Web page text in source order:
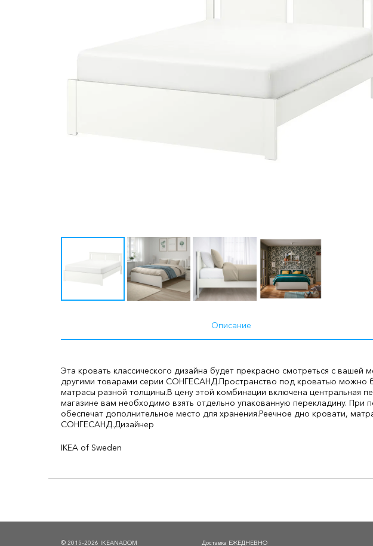
Описание
Эта кровать классического дизайна будет прекрасно смотреться с
другими товарами серии СОНГЕСАНД.Пространство под кроватью можно
матрасы разной толщины.В цену этой комбинации включена центральная
магазине вам необходимо взять отдельно упакованную перекладину. При
обеспечат дополнительное место для хранения.Реечное дно кровати,
СОНГЕСАНД.Дизайнер
IKEA of Sweden
© 2015–2026 IKEANADOM Доставка ЕЖЕДНЕВНО